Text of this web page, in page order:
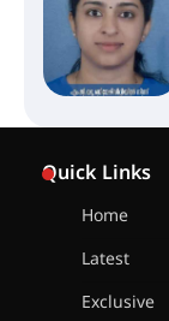
Quick Links
Home
Latest
Exclusive